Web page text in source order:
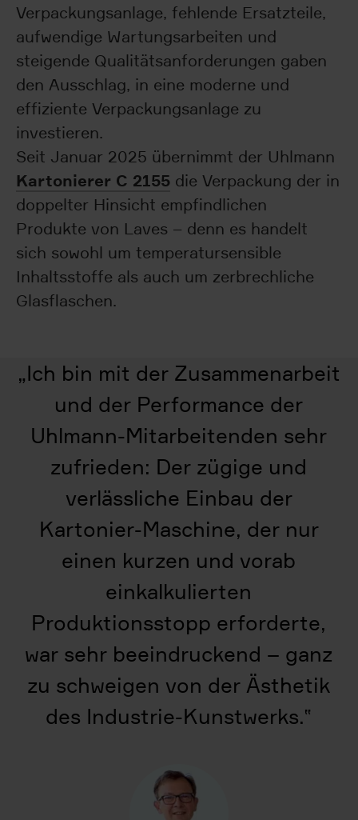
Verpackungsanlage, fehlende Ersatzteile,
aufwendige Wartungsarbeiten und
steigende Qualitätsanforderungen gaben
den Ausschlag, in eine moderne und
effiziente Verpackungsanlage zu
investieren.
Seit Januar 2025 übernimmt der Uhlmann
Kartonierer C 2155 die Verpackung der in
doppelter Hinsicht empfindlichen
Produkte von Laves – denn es handelt
sich sowohl um temperatursensible
Inhaltsstoffe als auch um zerbrechliche
Glasflaschen.
„Ich bin mit der Zusammenarbeit
und der Performance der
Uhlmann-Mitarbeitenden sehr
zufrieden: Der zügige und
verlässliche Einbau der
Kartonier-Maschine, der nur
einen kurzen und vorab
einkalkulierten
Produktionsstopp erforderte,
war sehr beeindruckend – ganz
zu schweigen von der Ästhetik
des Industrie-Kunstwerks.‟